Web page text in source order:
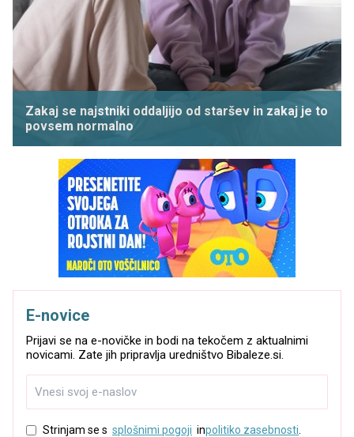
Zakaj se najstniki oddaljijo od staršev in zakaj je to
povsem normalno
E-novice
Prijavi se na e-novičke in bodi na tekočem z aktualnimi
novicami. Zate jih pripravlja uredništvo Bibaleze.si.
Strinjam se s splošnimi pogoji inpolitiko zasebnosti